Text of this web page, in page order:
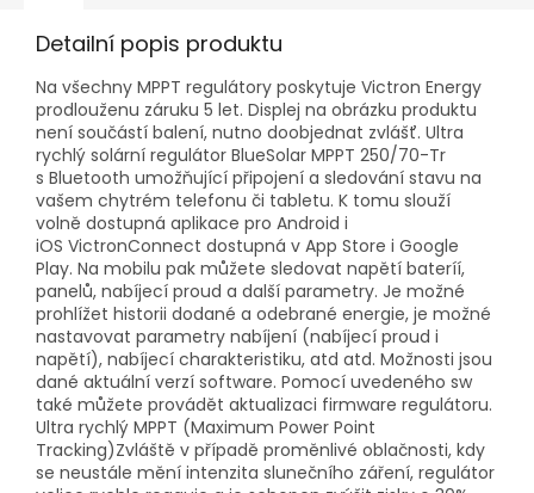
Detailní popis produktu
Na všechny MPPT regulátory poskytuje Victron Energy
prodlouženu záruku 5 let. Displej na obrázku produktu
není součástí balení, nutno doobjednat zvlášť. Ultra
rychlý solární regulátor BlueSolar MPPT 250/70-Tr
s Bluetooth umožňující připojení a sledování stavu na
vašem chytrém telefonu či tabletu. K tomu slouží
volně dostupná aplikace pro Android i
iOS VictronConnect dostupná v App Store i Google
Play. Na mobilu pak můžete sledovat napětí bateríí,
panelů, nabíjecí proud a další parametry. Je možné
prohlížet historii dodané a odebrané energie, je možné
nastavovat parametry nabíjení (nabíjecí proud i
napětí), nabíjecí charakteristiku, atd atd. Možnosti jsou
dané aktuální verzí software. Pomocí uvedeného sw
také můžete provádět aktualizaci firmware regulátoru.
Ultra rychlý MPPT (Maximum Power Point
Tracking)Zvláště v případě proměnlivé oblačnosti, kdy
se neustále mění intenzita slunečního záření, regulátor